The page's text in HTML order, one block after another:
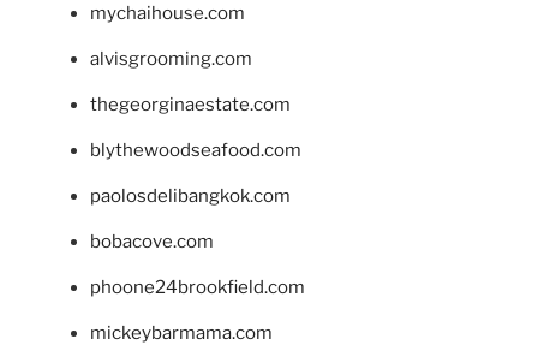
mychaihouse.com
alvisgrooming.com
thegeorginaestate.com
blythewoodseafood.com
paolosdelibangkok.com
bobacove.com
phoone24brookfield.com
mickeybarmama.com